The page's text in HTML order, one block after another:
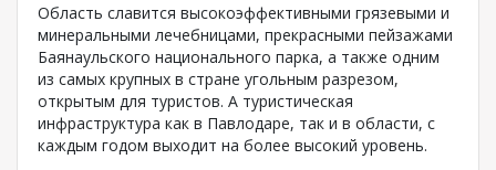
Область славится высокоэффективными грязевыми и
минеральными лечебницами, прекрасными пейзажами
Баянаульского национального парка, а также одним
из самых крупных в стране угольным разрезом,
открытым для туристов. А туристическая
инфраструктура как в Павлодаре, так и в области, с
каждым годом выходит на более высокий уровень.